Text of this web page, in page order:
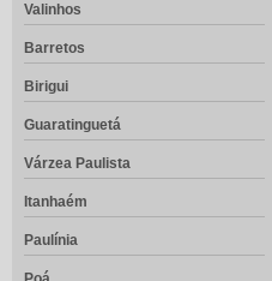
Valinhos
Barretos
Birigui
Guaratinguetá
Várzea Paulista
Itanhaém
Paulínia